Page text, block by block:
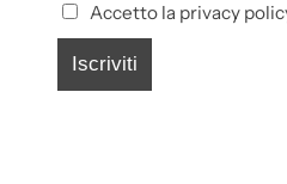
Accetto la privacy